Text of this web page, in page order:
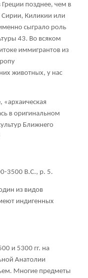
позднее, чем в
Сирии, Киликии или
сыграло роль
43. Во всяком
иммигрантов из
животных, у нас
в оригинальном
Ближнего
3500 B.C., p. 5.
из видов
индигенных
и 5300 гг. на
Анатолии
Многие предметы